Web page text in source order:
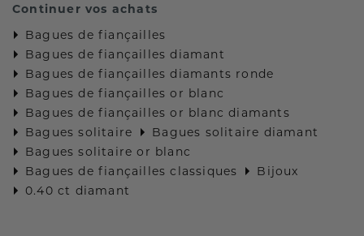
Continuer vos achats
Bagues de fiançailles
Bagues de fiançailles diamant
Bagues de fiançailles diamants ronde
Bagues de fiançailles or blanc
Bagues de fiançailles or blanc diamants
Bagues solitaire
Bagues solitaire diamant
Bagues solitaire or blanc
Bagues de fiançailles classiques
Bijoux
0.40 ct diamant